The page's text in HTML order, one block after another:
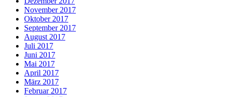
November 2017
Oktober 2017
September 2017
August 2017
Juli 2017
Juni 2017
Mai 2017
April 2017
März 2017
Februar 2017